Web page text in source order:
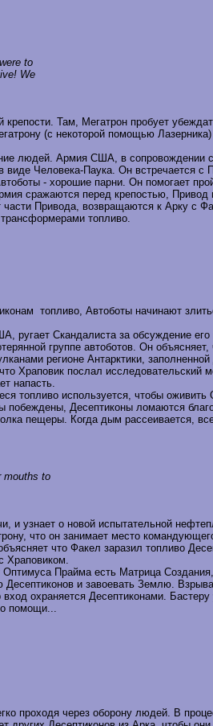
to
We
Там, Мегатрон пробует
(с некоторой помощью
людей. Армия США, в
Человека-Паука. Он встречается
- хорошие парни. Он помогает
сражаются перед крепостью,
Привода, возвращаются к Арку с
топливо.
топливо, Автоботы начинают
ругает Скандалиста за обсуждение
группе автоботов. Он
регионе Антарктики,
Храповик послал
напасть.
топливо используется, чтобы
Десептиконы ломаются
пещеры. Когда дым рассеивается,
mouths to
и узнает о новой испытательной
что он занимает место
что Факел заразил топливо
Храповиком.
Прайма есть Матрица
и завоевать Землю.
охраняется Десептиконами.
помощи...
проходя через оборону людей. В